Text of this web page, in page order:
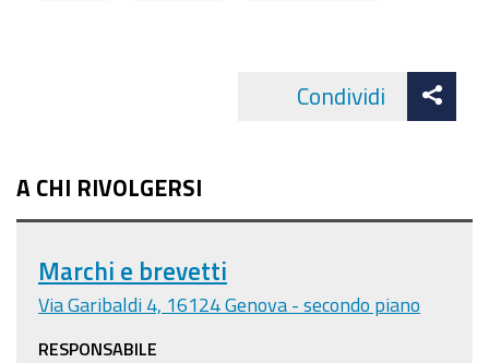
Condividi
A CHI RIVOLGERSI
Marchi e brevetti
Via Garibaldi 4, 16124 Genova - secondo piano
RESPONSABILE